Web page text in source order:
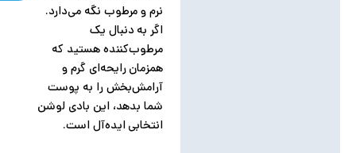
نرم و مرطوب نگه می‌دارد.
اگر به دنبال یک
مرطوب‌کننده هستید که
همزمان رایحه‌ای گرم و
آرامش‌بخش را به پوست
شما بدهد، این بادی لوشن
انتخابی ایده‌آل است.